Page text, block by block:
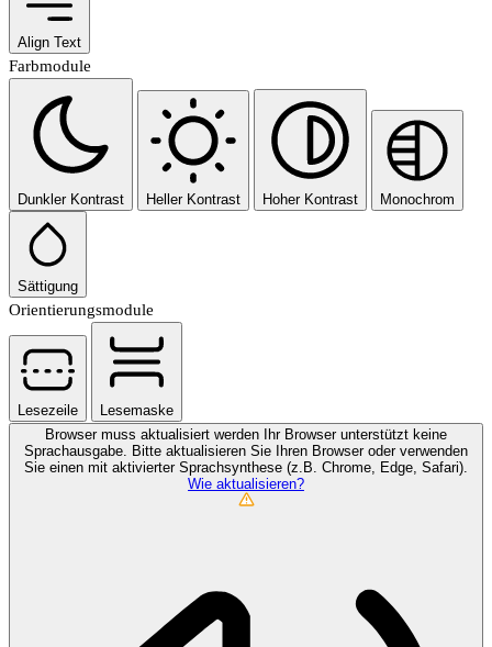
Align Text
Farbmodule
Dunkler Kontrast Heller Kontrast Hoher Kontrast Monochrom
Sättigung
Orientierungsmodule
Lesezeile
Lesemaske
Browser muss aktualisiert werden
Ihr Browser unterstützt keine
Sprachausgabe. Bitte aktualisieren Sie Ihren Browser oder verwenden
Sie einen mit aktivierter Sprachsynthese (z.B. Chrome, Edge, Safari).
Wie aktualisieren?